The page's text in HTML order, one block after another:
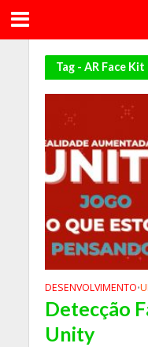
Tag - AR Face Kit
DESENVOLVIMENTO•
Detecção
Unity